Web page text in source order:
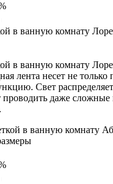
в ванную комнату
в ванную комнату
лента несет не
Свет
проводить даже